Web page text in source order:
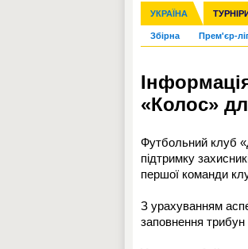
УКРАЇНА
Збірна Прем'єр-
Ліга чемпіонів
Англія Іспанія
ЧС-2014 ЄВРО-
Гарячі теми УПЛ, 1-
«Колос»
Футбольний клуб
підтримку
першої команди
З урахуванням
заповнення трибун